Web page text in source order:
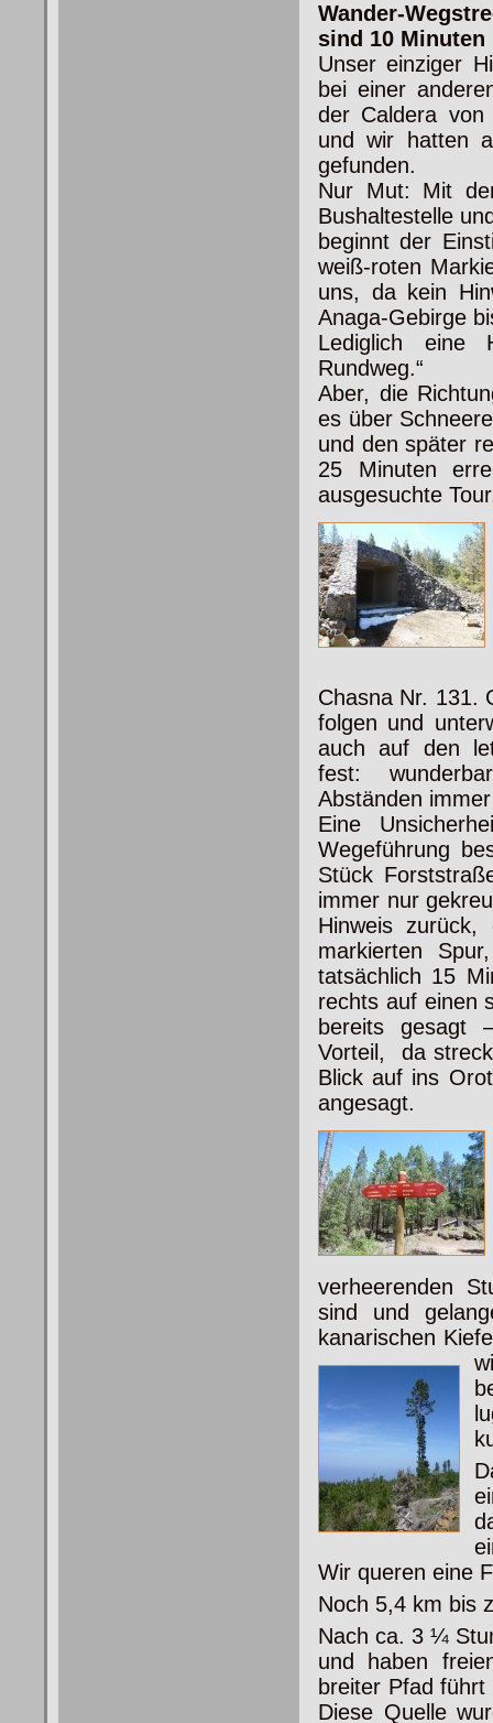
Wander-
sind 10 Minuten
Unser einziger
bei einer
der Caldera
und wir hatten
gefunden.
Nur Mut: Mit
Bushaltestelle
beginnt der
weiß-roten
uns, da kein
Anaga-Gebirge
Lediglich eine
Rundweg.“
Aber, die
es über
und den später
25 Minuten
ausgesuchte
Chasna Nr. 131.
folgen und
auch auf den
fest:
Abständen
Eine
Wegeführung
Stück
immer nur
Hinweis
markierten
tatsächlich 15
rechts auf einen
bereits gesagt
Vorteil, da
Blick auf ins
angesagt.
verheerenden
sind und
kanarischen
Wir queren eine
Noch 5,4 km bis
Nach ca. 3 ¼
und haben
breiter Pfad führt
Diese Quelle